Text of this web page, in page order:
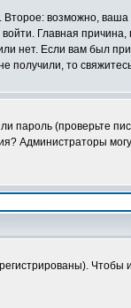
возможно,
Главная
нет. Если вам был
получили, то
(проверьте
Администраторы
Чтобы